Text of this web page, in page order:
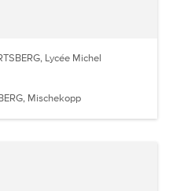
Lycée Michel
Mischekopp